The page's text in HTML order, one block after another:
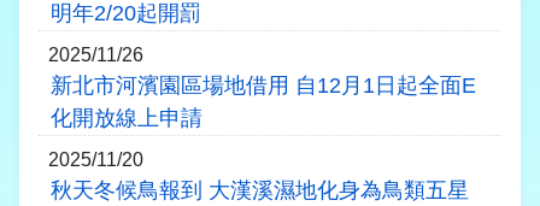
明年2/20起開罰
2025/11/26
新北市河濱園區場地借用 自12月1日起全面E
化開放線上申請
2025/11/20
秋天冬候鳥報到 大漢溪濕地化身為鳥類五星